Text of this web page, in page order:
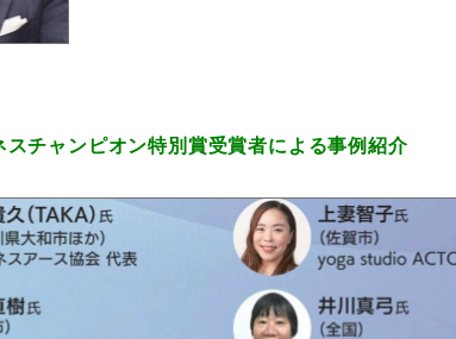
チャンピオン特別賞受賞者による事例紹介